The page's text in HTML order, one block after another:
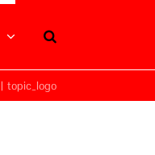
| topic_logo